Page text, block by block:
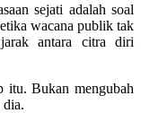
sejati adalah soal
wacana publik tak
antara citra diri
itu. Bukan mengubah
dia.